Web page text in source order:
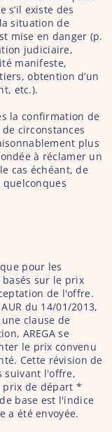
s’il existe des
situation de
mise en danger (p.
judiciaire,
manifeste,
obtention d’un
etc.).
la confirmation de
circonstances
plus
à réclamer un
cas échéant, de
pour les
sur le prix
de l'offre.
du 14/01/2013,
clause de
AREGA se
le prix convenu
Cette révision de
suivant l'offre,
prix de départ *
base est l'indice
a été envoyée.